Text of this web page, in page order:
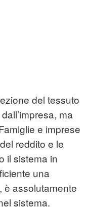
del tessuto
ma
e imprese
reddito e le
il sistema in
una
è assolutamente
sistema.